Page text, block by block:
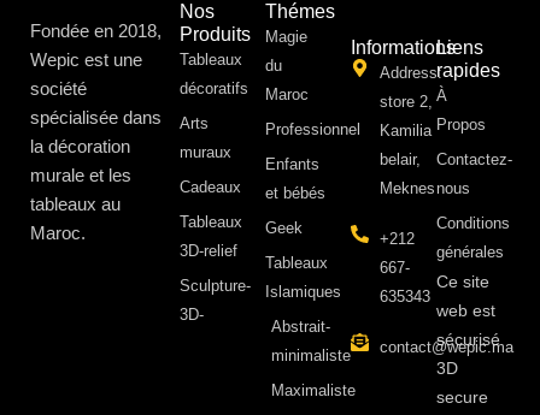
Fondée en 2018,
Wepic est une
société
spécialisée dans
la décoration
murale et les
tableaux au
Maroc.
Nos
Produits
Tableaux
décoratifs
Arts
muraux
Cadeaux
Tableaux
3D-relief
Sculpture-
3D-
Thémes
Magie
du
Maroc
Professionnel
Enfants
et bébés
Geek
Tableaux
Islamiques
Abstrait-
minimaliste
Maximaliste
Informations
Address:
store 2,
Kamilia
belair,
Meknes
+212
667-
635343
contact@wepic.ma
Liens
rapides
À
Propos ​
Contactez-
nous
Conditions
générales
Ce site
web est
sécurisé
3D
secure